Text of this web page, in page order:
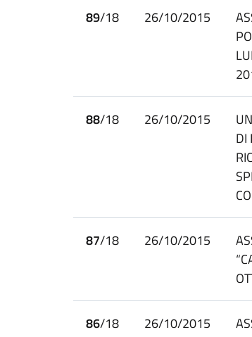
89/18 26/10/2015
88/18 26/10/2015
DI
87/18 26/10/2015
86/18 26/10/2015